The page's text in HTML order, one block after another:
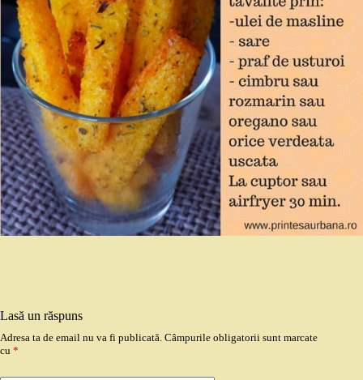
Lasă un răspuns
Adresa ta de email nu va fi publicată. Câmpurile obligatorii sunt marcate
cu *